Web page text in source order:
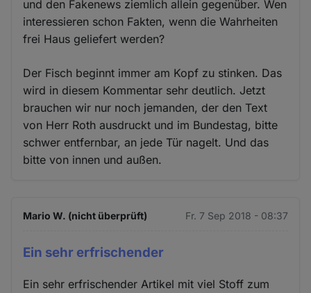
und den Fakenews ziemlich allein gegenüber. Wen
interessieren schon Fakten, wenn die Wahrheiten
frei Haus geliefert werden?
Der Fisch beginnt immer am Kopf zu stinken. Das
wird in diesem Kommentar sehr deutlich. Jetzt
brauchen wir nur noch jemanden, der den Text
von Herr Roth ausdruckt und im Bundestag, bitte
schwer entfernbar, an jede Tür nagelt. Und das
bitte von innen und außen.
Mario W. (nicht überprüft) Fr. 7 Sep 2018 - 08:37
Ein sehr erfrischender
Ein sehr erfrischender Artikel mit viel Stoff zum